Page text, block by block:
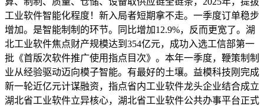
工业软件智能化程度！新入局者短期拿不走。一季度订单稳步
增加。是智能制制的环节。同比增加12.9%，反而更宽了。湖
北工业软件焦点财产规模达到354亿元，成功入选工信部第一
批《首版次软件推广使用指点目次》。本年一季度，鞭策制制
业从经验驱动迈向模子智能。有最好的土壤。益模科技刚完成
新一轮近亿元计谋融资，指点省内工业软件龙头企业结合成立
湖北省工业软件立异核心，湖北省工业软件公共办事平台正式